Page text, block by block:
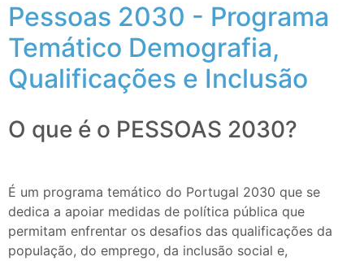
Pessoas 2030 - Programa
Temático Demografia,
Qualificações e Inclusão
O que é o PESSOAS 2030?
É um programa temático do Portugal 2030 que se
dedica a apoiar medidas de política pública que
permitam enfrentar os desafios das qualificações da
população, do emprego, da inclusão social e,